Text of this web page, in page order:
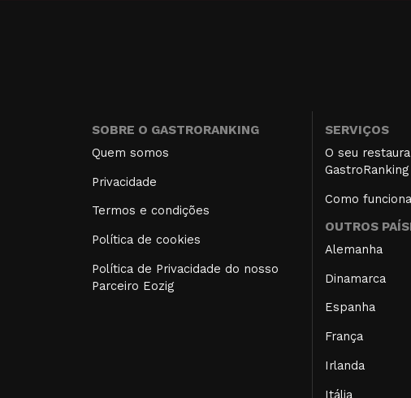
SOBRE O GASTRORANKING
Quem somos
Privacidade
Termos e condições
Política de cookies
Política de Privacidade do nosso
Parceiro Eozig
SERVIÇOS
O seu
GastroRanking
Como
OUTROS
Alemanha
Dinamarca
Espanha
França
Irlanda
Itália